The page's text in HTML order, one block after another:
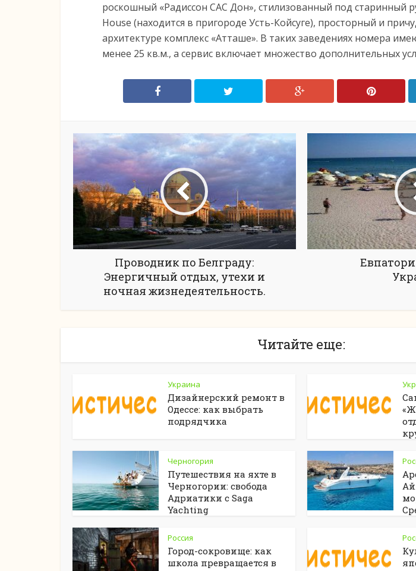
роскошный «Радиссон САС Дон», стилизованный под старинный
House (находится в пригороде Усть-Койсуге), просторный и
архитектуре комплекс «Атташе». В таких заведениях номера
менее 25 кв.м., а сервис включает множество дополнительных
Проводник по Белграду:
Энергичный отдых, утехи и
ночная жизнедеятельность.
Читайте еще:
Украина
Дизайнерский ремонт в
Одессе: как выбрать
подрядчика
Черногория
Путешествия на яхте в
Черногории: свобода
Адриатики с Saga
Yachting
Россия
Город-сокровище: как
школа превращается в